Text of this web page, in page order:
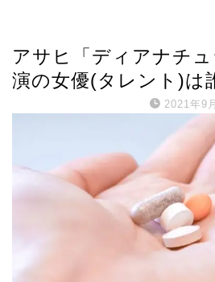
アサヒ「ディアナチ
演の女優(タレント)は
2021年9